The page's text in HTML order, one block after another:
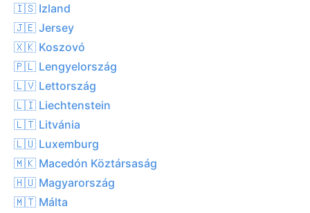
🇮🇸 Izland
🇯🇪 Jersey
🇽🇰 Koszovó
🇵🇱 Lengyelország
🇱🇻 Lettország
🇱🇮 Liechtenstein
🇱🇹 Litvánia
🇱🇺 Luxemburg
🇲🇰 Macedón Köztársaság
🇭🇺 Magyarország
🇲🇹 Málta